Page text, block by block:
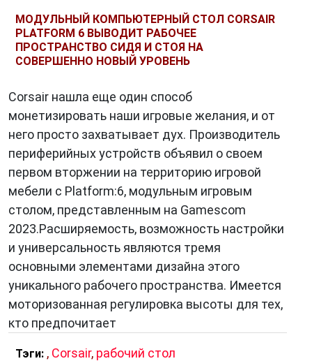
МОДУЛЬНЫЙ КОМПЬЮТЕРНЫЙ СТОЛ CORSAIR
PLATFORM 6 ВЫВОДИТ РАБОЧЕЕ
ПРОСТРАНСТВО СИДЯ И СТОЯ НА
СОВЕРШЕННО НОВЫЙ УРОВЕНЬ
Corsair нашла еще один способ
монетизировать наши игровые желания, и от
него просто захватывает дух. Производитель
периферийных устройств объявил о своем
первом вторжении на территорию игровой
мебели с Platform:6, модульным игровым
столом, представленным на Gamescom
2023.Расширяемость, возможность настройки
и универсальность являются тремя
основными элементами дизайна этого
уникального рабочего пространства. Имеется
моторизованная регулировка высоты для тех,
кто предпочитает
Тэги: , Corsair, рабочий стол